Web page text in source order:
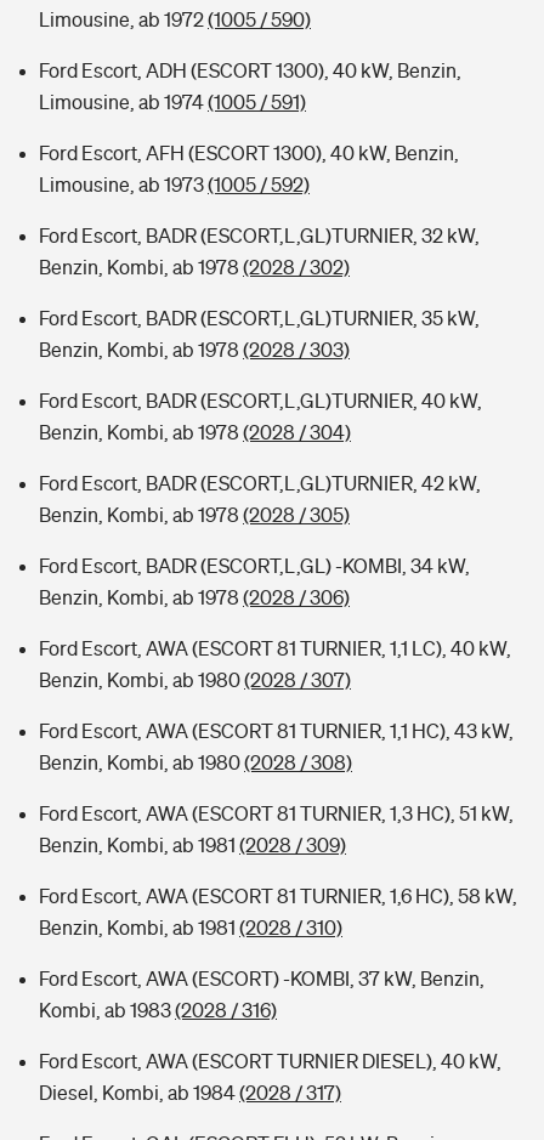
Limousine, ab 1972(1005 / 590)
Ford Escort, ADH (ESCORT 1300), 40 kW, Benzin,
Limousine, ab 1974(1005 / 591)
Ford Escort, AFH (ESCORT 1300), 40 kW, Benzin,
Limousine, ab 1973(1005 / 592)
Ford Escort, BADR (ESCORT,L,GL)TURNIER, 32 kW,
Benzin, Kombi, ab 1978 (2028 / 302)
Ford Escort, BADR (ESCORT,L,GL)TURNIER, 35 kW,
Benzin, Kombi, ab 1978 (2028 / 303)
Ford Escort, BADR (ESCORT,L,GL)TURNIER, 40 kW,
Benzin, Kombi, ab 1978 (2028 / 304)
Ford Escort, BADR (ESCORT,L,GL)TURNIER, 42 kW,
Benzin, Kombi, ab 1978 (2028 / 305)
Ford Escort, BADR (ESCORT,L,GL) -KOMBI, 34 kW,
Benzin, Kombi, ab 1978 (2028 / 306)
Ford Escort, AWA (ESCORT 81 TURNIER, 1,1 LC), 40 kW,
Benzin, Kombi, ab 1980(2028 / 307)
Ford Escort, AWA (ESCORT 81 TURNIER, 1,1 HC), 43 kW,
Benzin, Kombi, ab 1980(2028 / 308)
Ford Escort, AWA (ESCORT 81 TURNIER, 1,3 HC), 51 kW,
Benzin, Kombi, ab 1981 (2028 / 309)
Ford Escort, AWA (ESCORT 81 TURNIER, 1,6 HC), 58 kW,
Benzin, Kombi, ab 1981 (2028 / 310)
Ford Escort, AWA (ESCORT) -KOMBI, 37 kW, Benzin,
Kombi, ab 1983(2028 / 316)
Ford Escort, AWA (ESCORT TURNIER DIESEL), 40 kW,
Diesel, Kombi, ab 1984(2028 / 317)